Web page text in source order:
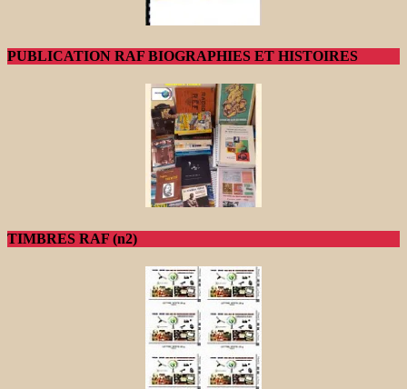
PUBLICATION RAF BIOGRAPHIES ET HISTOIRES
TIMBRES RAF (n2)